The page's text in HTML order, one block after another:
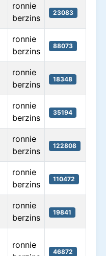
ronnie
berzins
23083
ronnie
berzins
88073
ronnie
berzins
18348
ronnie
berzins
35194
ronnie
berzins
122808
ronnie
berzins
110472
ronnie
berzins
19841
ronnie
46872